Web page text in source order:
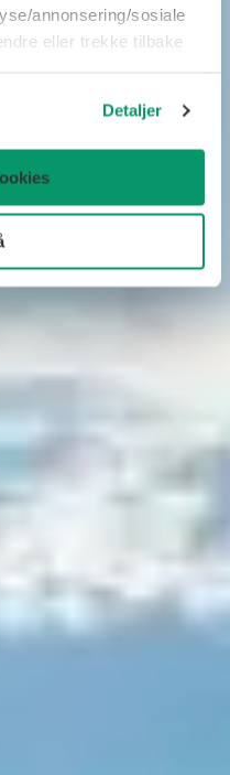
annonsering/sosiale
eller trekke tilbake
Detaljer